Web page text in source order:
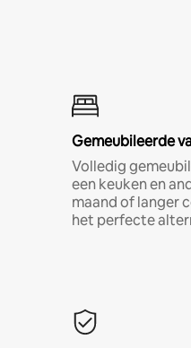
Gemeubileerde
Volledig
een keuken en
maand of langer
het perfecte